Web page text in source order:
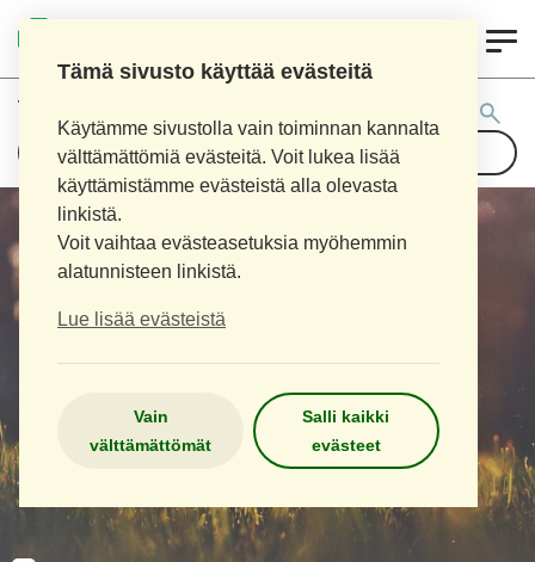
Tämä sivusto käyttää evästeitä
Käytämme sivustolla vain toiminnan kannalta
välttämättömiä evästeitä. Voit lukea lisää
käyttämistämme evästeistä alla olevasta
linkistä.
Voit vaihtaa evästeasetuksia myöhemmin
alatunnisteen linkistä.
Lue lisää evästeistä
Vain
välttämättömät
Salli kaikki
evästeet
Tuotehaku: